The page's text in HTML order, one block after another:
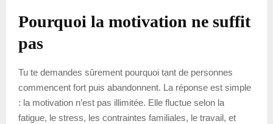
Pourquoi la motivation ne suffit
pas
Tu te demandes sûrement pourquoi tant de personnes
commencent fort puis abandonnent. La réponse est simple
: la motivation n’est pas illimitée. Elle fluctue selon la
fatigue, le stress, les contraintes familiales, le travail, et